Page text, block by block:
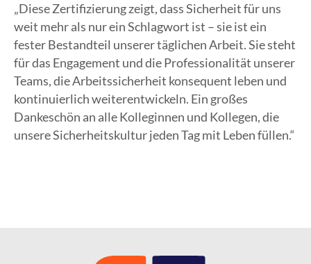
„Diese Zertifizierung zeigt, dass Sicherheit für uns
weit mehr als nur ein Schlagwort ist – sie ist ein
fester Bestandteil unserer täglichen Arbeit. Sie steht
für das Engagement und die Professionalität unserer
Teams, die Arbeitssicherheit konsequent leben und
kontinuierlich weiterentwickeln. Ein großes
Dankeschön an alle Kolleginnen und Kollegen, die
unsere Sicherheitskultur jeden Tag mit Leben füllen.“